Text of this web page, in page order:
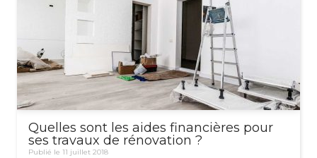
Quelles sont les aides financières pour
ses travaux de rénovation ?
Publié le 11 juillet 2018